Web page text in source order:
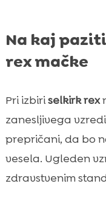
Na kaj
rex mačke
Pri izbiriselkirk rex
zanesljivega
prepričani, da bo
vesela. Ugleden
zdravstvenim